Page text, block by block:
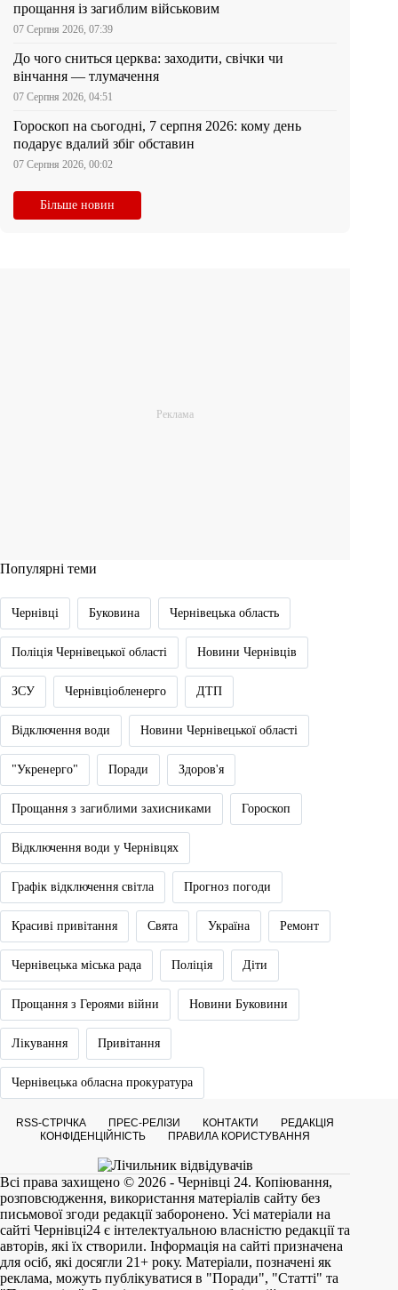
прощання із загиблим військовим
07 Серпня 2026, 07:39
До чого сниться церква: заходити, свічки чи
вінчання — тлумачення
07 Серпня 2026, 04:51
Гороскоп на сьогодні, 7 серпня 2026: кому день
подарує вдалий збіг обставин
07 Серпня 2026, 00:02
Більше новин
Популярні теми
Чернівці Буковина Чернівецька область
Поліція Чернівецької області Новини Чернівців
ЗСУ Чернівціобленерго ДТП
Відключення води Новини Чернівецької області
"Укренерго" Поради Здоров'я
Прощання з загиблими захисниками Гороскоп
Відключення води у Чернівцях
Графік відключення світла Прогноз погоди
Красиві привітання Свята Україна Ремонт
Чернівецька міська рада Поліція Діти
Прощання з Героями війни Новини Буковини
Лікування Привітання
Чернівецька обласна прокуратура
RSS-СТРІЧКА ПРЕС-РЕЛІЗИ КОНТАКТИ
РЕДАКЦІЯ
КОНФІДЕНЦІЙНІСТЬ
ПРАВИЛА КОРИСТУВАННЯ
Всі права захищено © 2026 - Чернівці 24. Копіювання,
розповсюдження, використання матеріалів сайту без
письмової згоди редакції заборонено. Усі матеріали на
сайті Чернівці24 є інтелектуальною власністю редакції та
авторів, які їх створили. Інформація на сайті призначена
для осіб, які досягли 21+ року. Матеріали, позначені як
реклама, можуть публікуватися в "Поради", "Статті" та